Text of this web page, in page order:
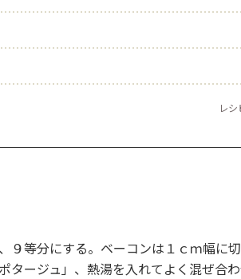
レ
等分にする。ベーコンは１ｃｍ幅に切
ージュ」、熱湯を入れてよく混ぜ合わ